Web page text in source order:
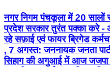
नगर निगम पंचकूला में 20 सालों
प्रदेश सरकार तुरंत पक्का करे -
रहे सफ़ाई एवं फायर ब्रिगेड
, 7 अगस्त: जननायक जनता
सिहाग की अगुआई में आज जजपा के